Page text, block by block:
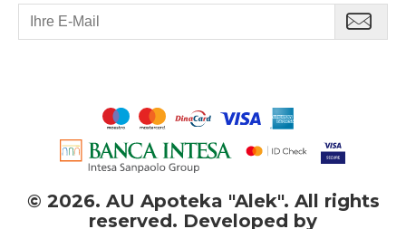
© 2026. AU Apoteka "Alek". All rights
reserved. Developed by